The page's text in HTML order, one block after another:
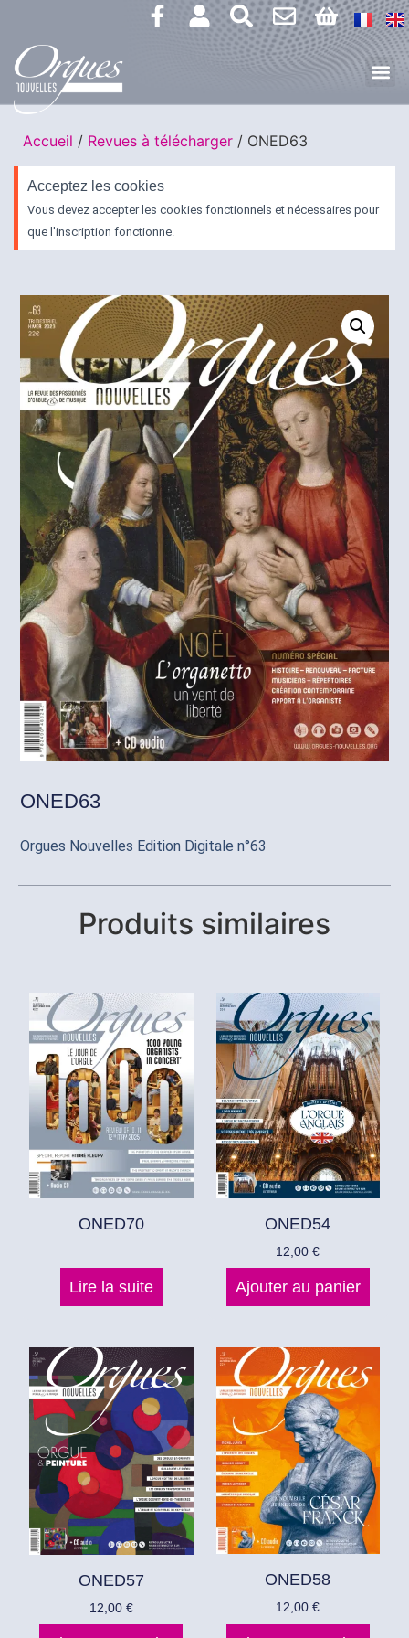
Accueil / Revues à télécharger / ONED63
Acceptez les cookies
Vous devez accepter les cookies fonctionnels et nécessaires pour
que l'inscription fonctionne.
ONED63
Orgues Nouvelles Edition Digitale n°63
Produits similaires
ONED70
Lire la suite
ONED54
12,00€
Ajouter au panier
ONED57
12,00 €
ONED58
12,00€